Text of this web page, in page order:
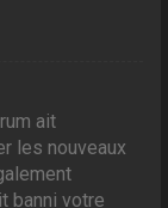
ait
les nouveaux
banni votre